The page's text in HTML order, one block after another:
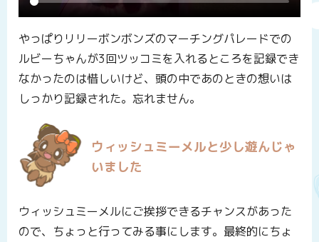
やっぱりリリーボンボンズのマーチングパレードでの
ルビーちゃんが3回ツッコミを入れるところを記録でき
なかったのは惜しいけど、頭の中であのときの想いは
しっかり記録された。忘れません。
ウィッシュミーメルと少し遊んじゃ
いました
ウィッシュミーメルにご挨拶できるチャンスがあった
ので、ちょっと行ってみる事にします。最終的にちょ